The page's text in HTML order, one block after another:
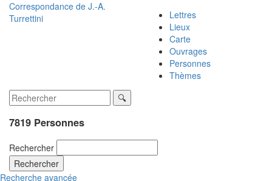
Correspondance de J.-A.
Turrettini
Lettres
Lieux
Carte
Ouvrages
Personnes
Thèmes
7819 Personnes
Rechercher
Rechercher
Recherche avancée